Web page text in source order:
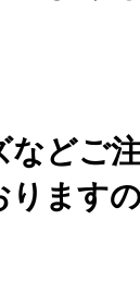
どご
ります